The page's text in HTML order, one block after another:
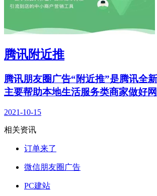
腾讯附近推
腾讯朋友圈广告“附近推”是腾讯全
主要帮助本地生活服务类商家做好
2021-10-15
相关资讯
订单来了
微信朋友圈广告
PC建站